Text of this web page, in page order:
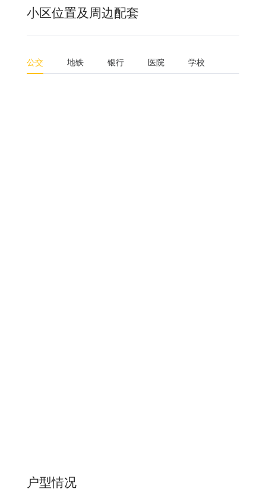
小区位置及周边配套
公交 地铁 银行 医院 学校
户型情况